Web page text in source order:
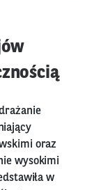
oraz
wysokimi
w